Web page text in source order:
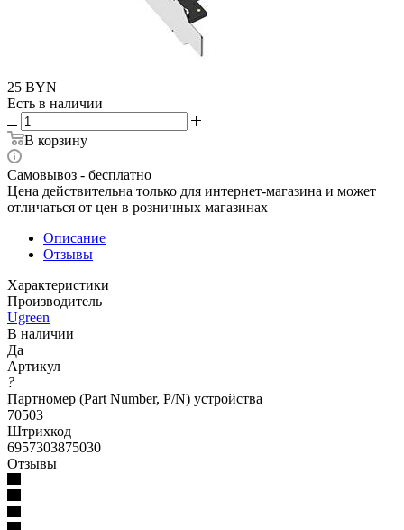
25 BYN
Есть в наличии
В корзину
Самовывоз - бесплатно
Цена действительна только для интернет-магазина и может
отличаться от цен в розничных магазинах
Описание
Отзывы
Характеристики
Производитель
Ugreen
В наличии
Да
Артикул
?
Партномер (Part Number, P/N) устройства
70503
Штрихкод
6957303875030
Отзывы